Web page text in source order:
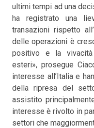
ultimi tempi ad una
ha registrato una
transazioni rispetto
delle operazioni è
positivo e la
esteri», prosegue
interesse all’Italia e
della ripresa del
assistito
interesse è rivolto in
settori che